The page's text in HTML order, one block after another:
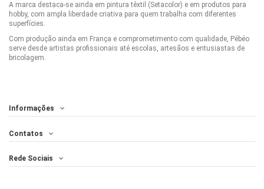
A marca destaca-se ainda em pintura têxtil (Setacolor) e em produtos para
hobby, com ampla liberdade criativa para quem trabalha com diferentes
superfícies.
Com produção ainda em França e comprometimento com qualidade, Pébéo
serve desde artistas profissionais até escolas, artesãos e entusiastas de
bricolagem.
Informações
Contatos
Rede Sociais